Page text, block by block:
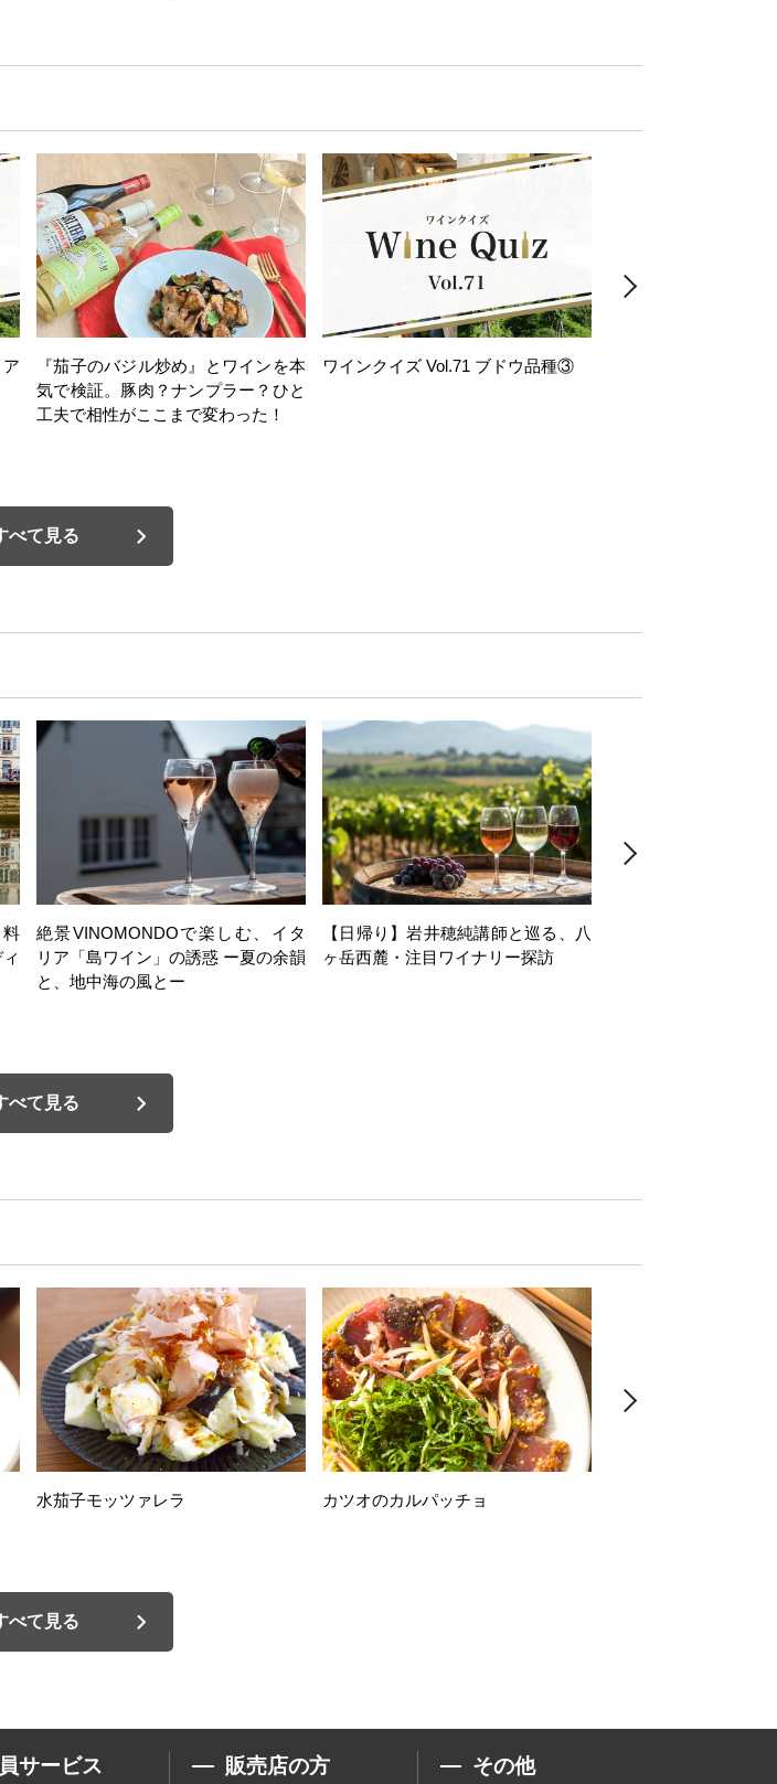
『茄子のバジル炒め』とワインを本
気で検証。豚肉？ナンプラー？ひと
工夫で相性がここまで変わった！
ワインクイズ Vol.71 ブドウ品種③
べて見る
絶景VINOMONDOで楽しむ、イタ
リア「島ワイン」の誘惑 ー夏の余韻
と、地中海の風とー
【日帰り】岩井穂純講師と巡る、八
ヶ岳西麓・注目ワイナリー探訪
べて見る
水茄子モッツァレラ カツオのカルパッチョ
べて見る
サービス 販売店の方 その他